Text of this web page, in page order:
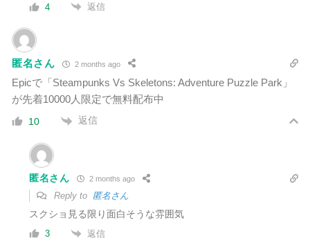
4 返信
匿名さん 2 months ago
Epicで「Steampunks Vs Skeletons: Adventure Puzzle Park」
が先着10000人限定で無料配布中
10 返信
匿名さん 2 months ago
Reply to 匿名さん
スクショ見る限り面白そうな雰囲気
3 返信